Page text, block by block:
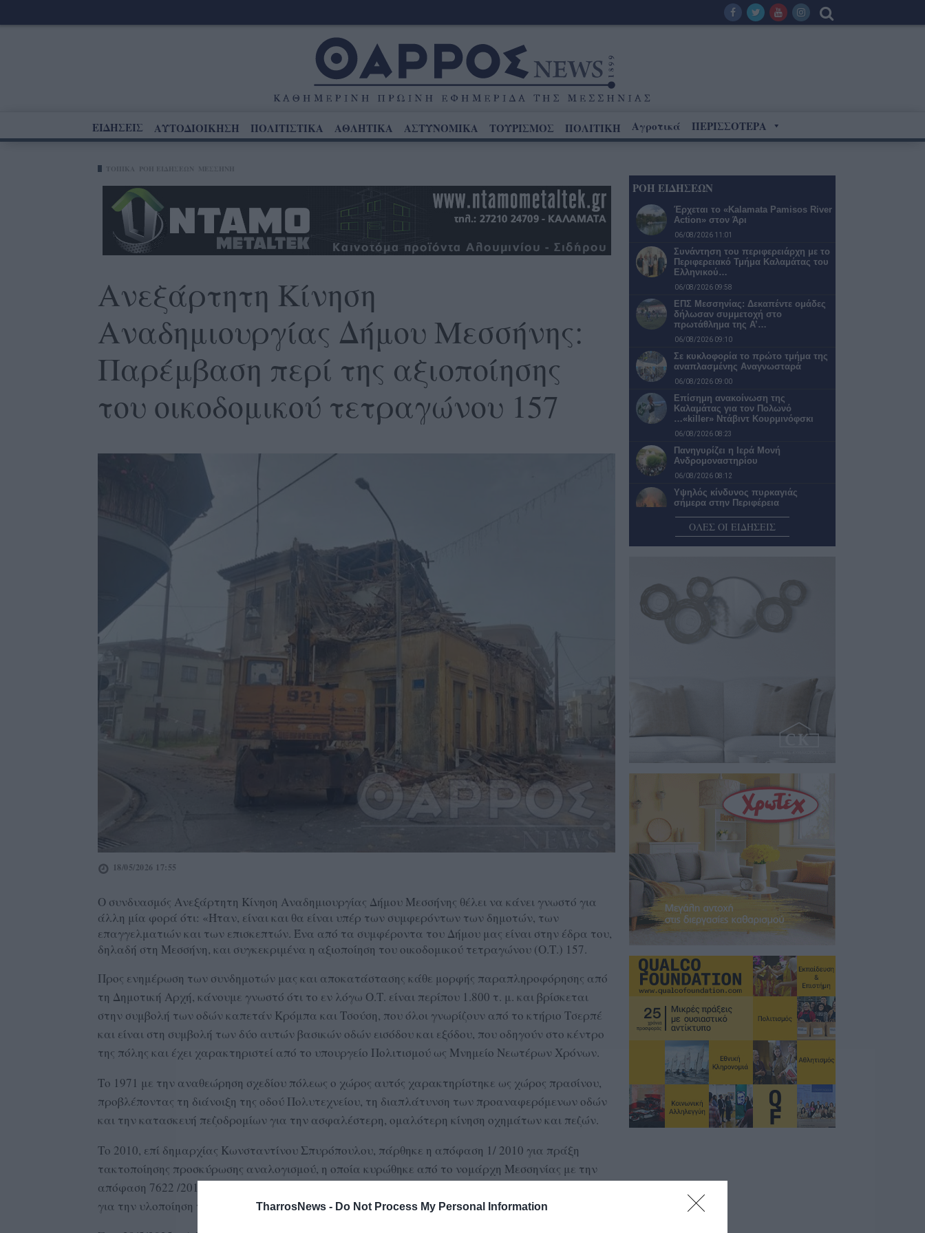
TharrosNews - Do Not Process My Personal Information
ΕΙΔΗΣΕΙΣ ΑΥΤΟΔΙΟΙΚΗΣΗ ΠΟΛΙΤΙΣΤΙΚΑ ΑΘΛΗΤΙΚΑ ΑΣΤΥΝΟΜΙΚΑ ΤΟΥΡΙΣΜΟΣ ΠΟΛΙΤΙΚΗ Αγροτικά ΠΕΡΙΣΣΟΤΕΡΑ
Ανεξάρτητη Κίνηση
Αναδημιουργίας Δήμου Μεσσήνης:
Παρέμβαση περί της αξιοποίησης
του οικοδομικού τετραγώνου 157
18/05/2026 17:55
Ο συνδυασμός Ανεξάρτητη Κίνηση Αναδημιουργίας Δήμου Μεσσήνης θέλει να κάνει γνωστό για
άλλη μία φορά ότι: «Ήταν, είναι και θα είναι υπέρ των συμφερόντων των δημοτών, των
επαγγελματιών και των επισκεπτών. Ένα από τα συμφέροντα του Δήμου μας είναι στην έδρα του,
δηλαδή στη Μεσσήνη, και συγκεκριμένα η αξιοποίηση του οικοδομικού τετραγώνου (Ο.Τ.) 157.
Προς ενημέρωση των συνδημοτών μας και αποκατάστασης κάθε μορφής παραπληροφόρησης από
τη Δημοτική Αρχή, κάνουμε γνωστό ότι το εν λόγω Ο.Τ. είναι περίπου 1.800 τ. μ. και βρίσκεται
στην συμβολή των οδών καπετάν Κρόμπα και Τσούση, που όλοι γνωρίζουν από το κτήριο Τσερπέ
και είναι στη συμβολή των δύο αυτών βασικών οδών εισόδου και εξόδου, που οδηγούν στο κέντρο
της πόλης και έχει χαρακτηριστεί από το υπουργείο Πολιτισμού ως Μνημείο Νεωτέρων Χρόνων.
Το 1971 με την αναθεώρηση σχεδίου πόλεως ο χώρος αυτός χαρακτηρίστηκε ως χώρος πρασίνου,
προβλέποντας τη διάνοιξη της οδού Πολυτεχνείου, τη διαπλάτυνση των προαναφερόμενων οδών
και την κατασκευή πεζοδρομίων για την ασφαλέστερη, ομαλότερη κίνηση οχημάτων και πεζών.
Το 2010, επί δημαρχίας Κωνσταντίνου Σπυρόπουλου, πάρθηκε η απόφαση 1/ 2010 για πράξη
τακτοποίησης προσκύρωσης αναλογισμού, η οποία κυρώθηκε από το νομάρχη Μεσσηνίας με την
απόφαση 7622 /2010, που αφορά στην απαλλοτρίωση του Ο.Τ. 157, ξεκινώντας τότε η προσπάθεια
για την υλοποίηση του έργου.
ΡΟΗ ΕΙΔΗΣΕΩΝ
Έρχεται το «Kalamata Pamisos River
Action» στον Άρι
06/08/2026 11:01
Συνάντηση του περιφερειάρχη με το
Περιφερειακό Τμήμα Καλαμάτας του
Ελληνικού…
06/08/2026 09:58
ΕΠΣ Μεσσηνίας: Δεκαπέντε ομάδες
δήλωσαν συμμετοχή στο
πρωτάθλημα της Α’…
06/08/2026 09:10
Σε κυκλοφορία το πρώτο τμήμα της
αναπλασμένης Αναγνωσταρά
06/08/2026 09:00
Επίσημη ανακοίνωση της
Καλαμάτας για τον Πολωνό
…«killer» Ντάβιντ Κουρμινόφσκι
06/08/2026 08:23
Πανηγυρίζει η Ιερά Μονή
Ανδρομοναστηρίου
06/08/2026 08:12
Υψηλός κίνδυνος πυρκαγιάς
σήμερα στην Περιφέρεια
06/08/2026 07:53
Μάνη: Μεγάλη επιχείρηση
06/08/2026 07:42
Ο καιρός σήμερα Πέμπτη στην
Καλαμάτα
ΟΛΕΣ ΟΙ ΕΙΔΗΣΕΙΣ